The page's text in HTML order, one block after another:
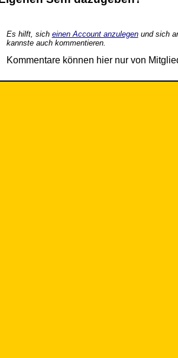
Es hilft, sich einen Account anzulegenund sich
kannste auch kommentieren.
Kommentare können hier nur von